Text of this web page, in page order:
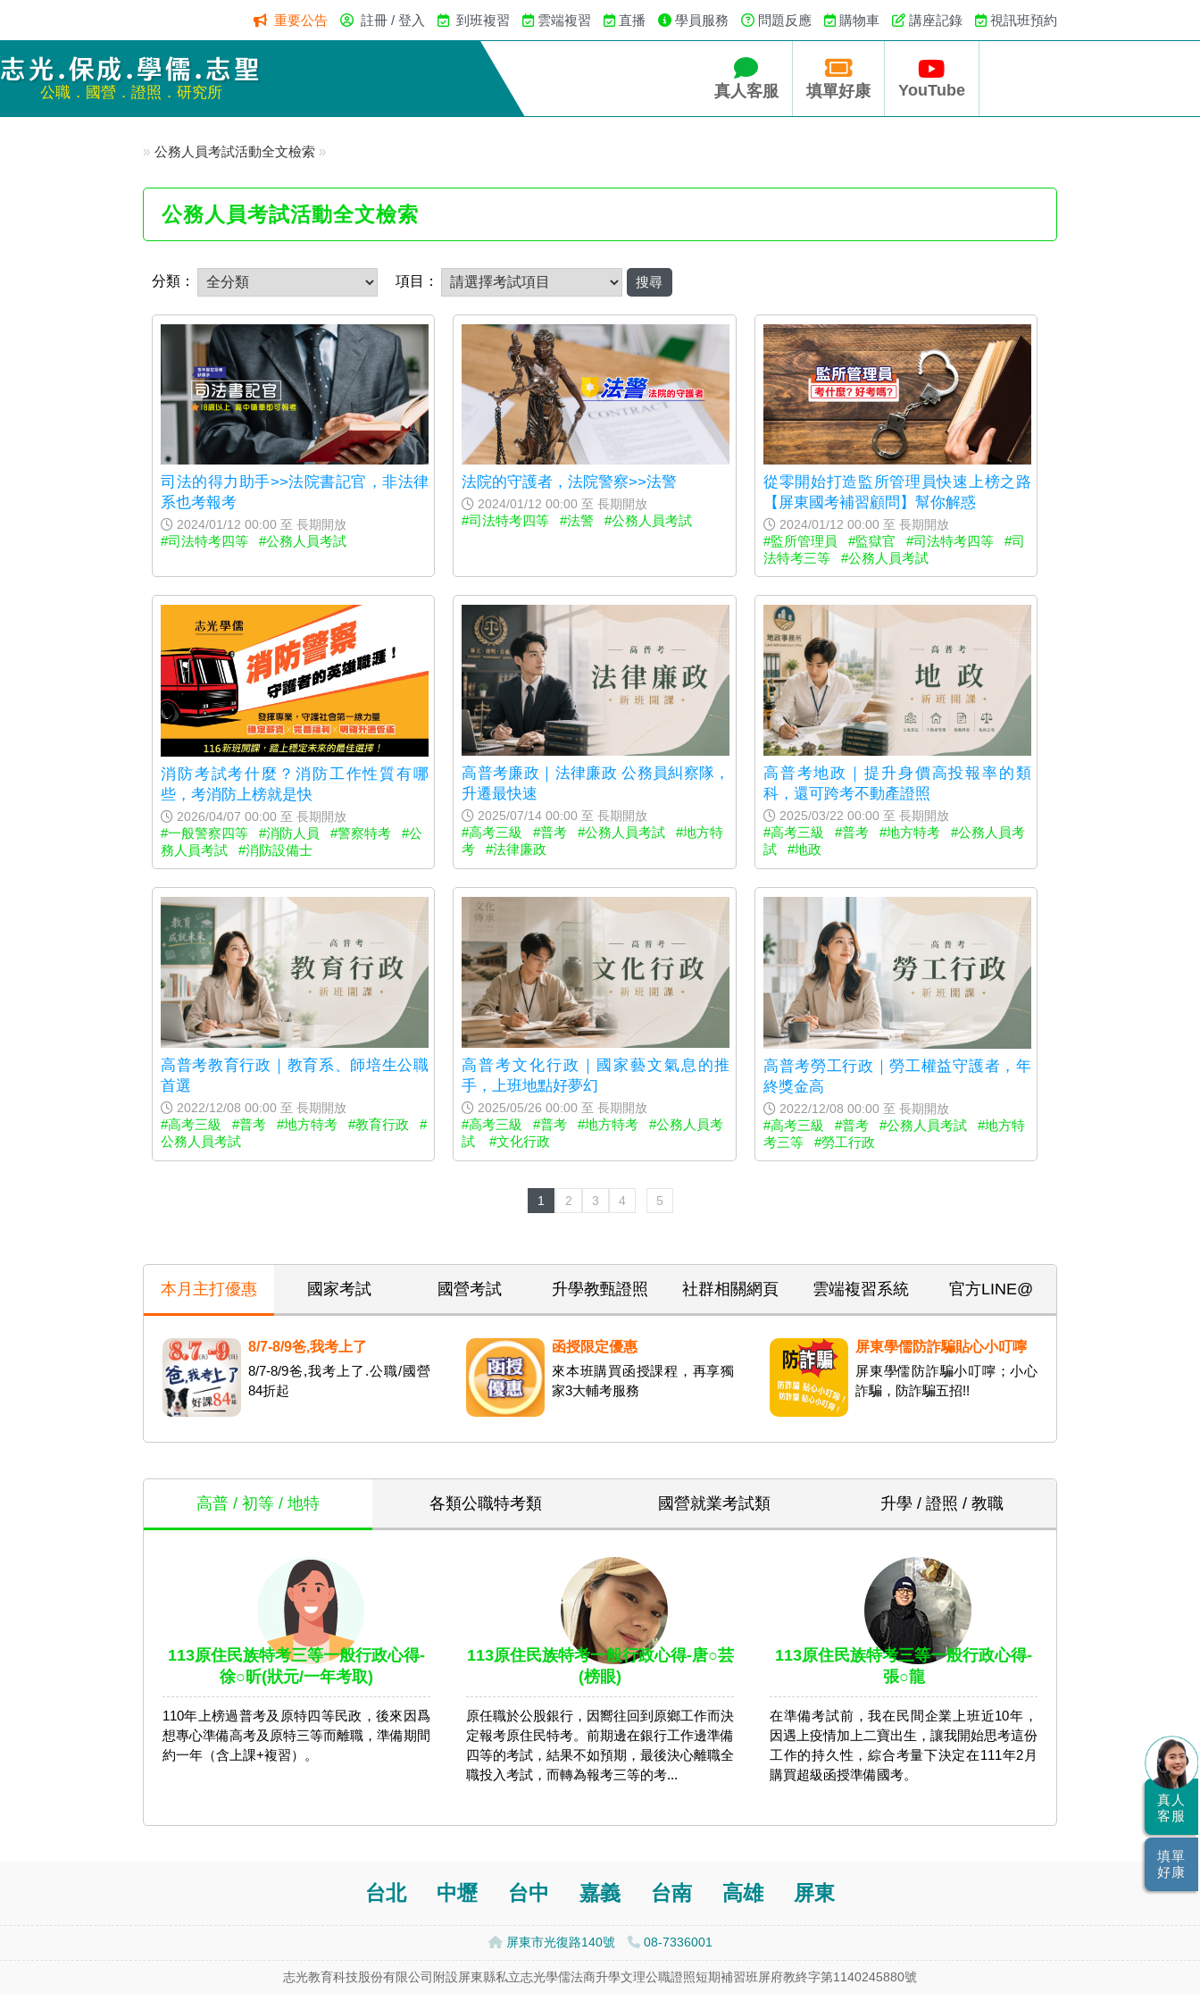
重要公告 註冊 / 登入 到班複習 雲端複習 直播 學員服務 問題反應 購物車 講座記錄 視訊班預約
志光.保成.學儒.志聖
公職．國營．證照．研究所 真人客服 填單好康 YouTube
真人
客服
填單
好康
» 公務人員考試活動全文檢索 »
公務人員考試活動全文檢索
分類： 項目：
司法的得力助手>>法院書記官，非法律
系也考報考
2024/01/12 00:00 至 長期開放
#司法特考四等 #公務人員考試
法院的守護者，法院警察>>法警
2024/01/12 00:00 至 長期開放
#司法特考四等 #法警 #公務人員考試
從零開始打造監所管理員快速上榜之路
【屏東國考補習顧問】幫你解惑
2024/01/12 00:00 至 長期開放
#監所管理員 #監獄官 #司法特考四等
#司
法特考三等
#公務人員考試
消防考試考什麼？消防工作性質有哪
些，考消防上榜就是快
2026/04/07 00:00 至 長期開放
#一般警察四等 #消防人員 #警察特考
#公
務人員考試
#消防設備士
高普考廉政｜法律廉政 公務員糾察隊，
升遷最快速
2025/07/14 00:00 至 長期開放
#高考三級 #普考 #公務人員考試
#地方特
考
#法律廉政
高普考地政｜提升身價高投報率的類
科，還可跨考不動產證照
2025/03/22 00:00 至 長期開放
#高考三級 #普考 #地方特考
#公務人員考
試
#地政
高普考教育行政｜教育系、師培生公職
首選
2022/12/08 00:00 至 長期開放
#高考三級 #普考 #地方特考 #教育行政
#
公務人員考試
高普考文化行政｜國家藝文氣息的推
手，上班地點好夢幻
2025/05/26 00:00 至 長期開放
#高考三級 #普考 #地方特考
#公務人員考
試
#文化行政
高普考勞工行政｜勞工權益守護者，年
終獎金高
2022/12/08 00:00 至 長期開放
#高考三級 #普考 #公務人員考試
#地方特
考三等
#勞工行政
1 2 3 4 5
本月主打優惠 國家考試 國營考試 升學教甄證照 社群相關網頁 雲端複習系統 官方LINE@
8/7-8/9爸,我考上了
8/7-8/9爸,我考上了.公職/國營
84折起
函授限定優惠
來本班購買函授課程，再享獨
家3大輔考服務
屏東學儒防詐騙貼心小叮嚀
屏東學儒防詐騙小叮嚀；小心
詐騙，防詐騙五招!!
高普 / 初等 / 地特 各類公職特考類 國營就業考試類 升學 / 證照 / 教職
113原住民族特考三等一般行政心得-
徐○昕(狀元/一年考取)
110年上榜過普考及原特四等民政，後來因爲
想專心準備高考及原特三等而離職，準備期間
約一年（含上課+複習）。
113原住民族特考一般行政心得-唐○芸
(榜眼)
原任職於公股銀行，因嚮往回到原鄉工作而決
定報考原住民特考。前期邊在銀行工作邊準備
四等的考試，結果不如預期，最後決心離職全
職投入考試，而轉為報考三等的考...
113原住民族特考三等一般行政心得-
張○龍
在準備考試前，我在民間企業上班近10年，
因遇上疫情加上二寶出生，讓我開始思考這份
工作的持久性，綜合考量下決定在111年2月
購買超級函授準備國考。
台北 中壢 台中 嘉義 台南 高雄 屏東
屏東市光復路140號 08-7336001
志光教育科技股份有限公司附設屏東縣私立志光學儒法商升學文理公職證照短期補習班屏府教終字第1140245880號